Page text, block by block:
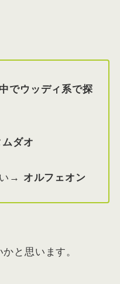
でウッディ系で探
ムダオ
→ オルフェオン
と思います。